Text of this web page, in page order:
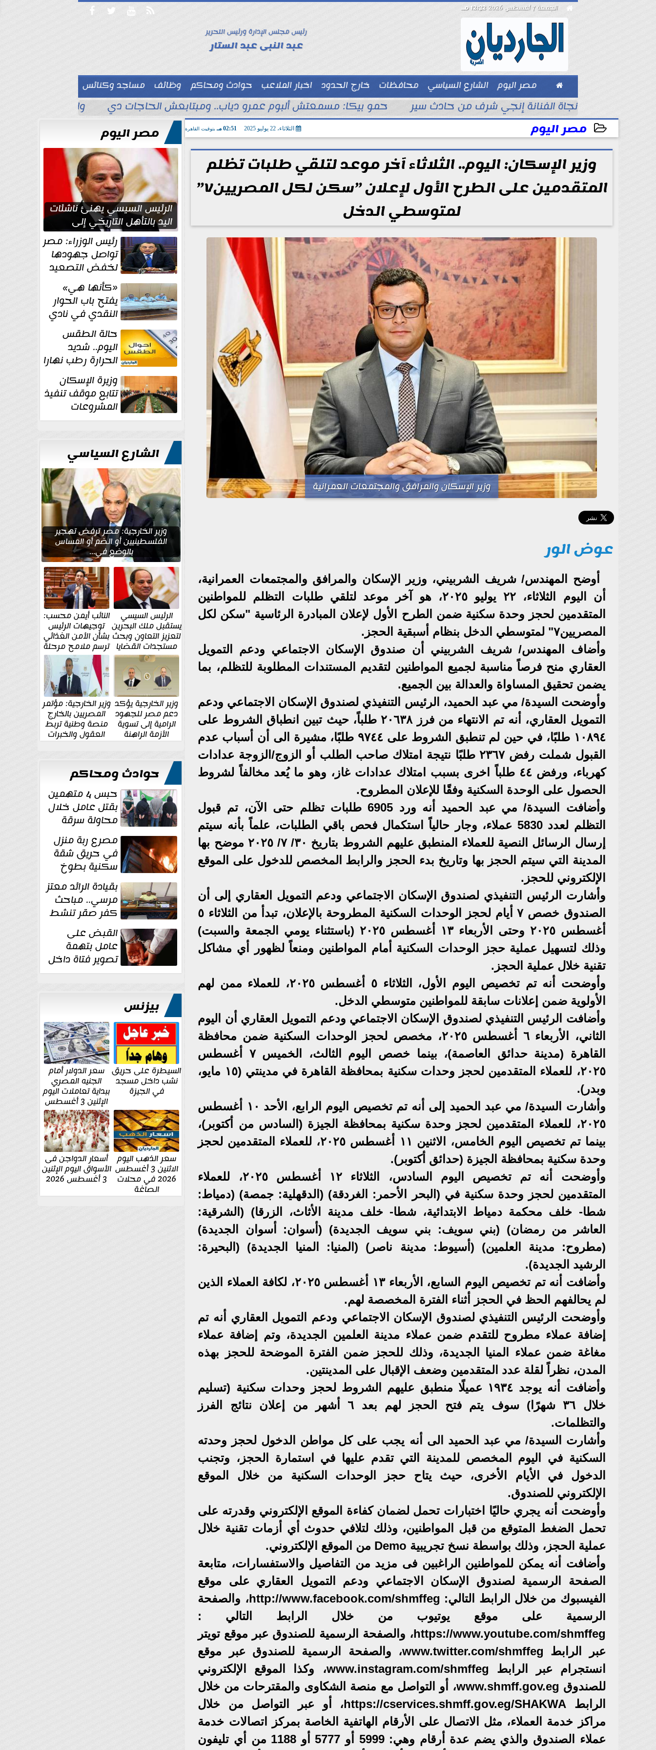
   
 الجمعة 7 أغسطس 2026 12:32 مـ
رئيس مجلس الإدارة ورئيس التحرير
عبد النبى عبد الستار
 مصر اليوم الشارع السياسي محافظات خارج الحدود اخبار الملاعب حوادث ومحاكم وظائف
مساجد وكنائس
بيزنس
توك شو  نجاة الفنانة إنجي شرف من حادث سير حمو بيكا: مسمعتش ألبوم عمرو دياب.. ومبتابعش الحاجات دي وائل السنهورى
مصر اليوم الثلاثاء، 22 يوليو 2025 02:51 مـ بتوقيت القاهرة
2025-07-22 14:51:11
وزير الإسكان: اليوم.. الثلاثاء آخر موعد لتلقي طلبات تظلم
المتقدمين على الطرح الأول لإعلان ”سكن لكل المصريين٧”
لمتوسطي الدخل
وزير الإسكان والمرافق والمجتمعات العمرانية
عوض الور
أوضح المهندس/ شريف الشربيني، وزير الإسكان والمرافق والمجتمعات العمرانية،
أن اليوم الثلاثاء، ٢٢ يوليو ٢٠٢٥، هو آخر موعد لتلقي طلبات التظلم للمواطنين
المتقدمين لحجز وحدة سكنية ضمن الطرح الأول لإعلان المبادرة الرئاسية "سكن لكل
المصريين٧" لمتوسطي الدخل بنظام أسبقية الحجز.
وأضاف المهندس/ شريف الشربيني أن صندوق الإسكان الاجتماعي ودعم التمويل
العقاري منح فرصاً مناسبة لجميع المواطنين لتقديم المستندات المطلوبة للتظلم، بما
يضمن تحقيق المساواة والعدالة بين الجميع.
وأوضحت السيدة/ مي عبد الحميد، الرئيس التنفيذي لصندوق الإسكان الاجتماعي ودعم
التمويل العقاري، أنه تم الانتهاء من فرز ٢٠٦٣٨ طلباً، حيث تبين انطباق الشروط على
١٠٨٩٤ طلبًا، في حين لم تنطبق الشروط على ٩٧٤٤ طلبًا، مشيرة الى أن أسباب عدم
القبول شملت رفض ٢٣٦٧ طلبًا نتيجة امتلاك صاحب الطلب أو الزوج/الزوجة عدادات
كهرباء، ورفض ٤٤ طلباً اخرى بسبب امتلاك عدادات غاز، وهو ما يُعد مخالفاً لشروط
الحصول على الوحدة السكنية وفقًا للإعلان المطروح.
وأضافت السيدة/ مي عبد الحميد أنه ورد 6905 طلبات تظلم حتى الآن، تم قبول
التظلم لعدد 5830 عملاء، وجار حالياً استكمال فحص باقي الطلبات، علماً بأنه سيتم
إرسال الرسائل النصية للعملاء المنطبق عليهم الشروط بتاريخ ٣٠/ ٧/ ٢٠٢٥ موضح بها
المدينة التي سيتم الحجز بها وتاريخ بدء الحجز والرابط المخصص للدخول على الموقع
الإلكتروني للحجز.
وأشارت الرئيس التنفيذي لصندوق الإسكان الاجتماعي ودعم التمويل العقاري إلى أن
الصندوق خصص ٧ أيام لحجز الوحدات السكنية المطروحة بالإعلان، تبدأ من الثلاثاء ٥
أغسطس ٢٠٢٥ وحتى الأربعاء ١٣ أغسطس ٢٠٢٥ (باستثناء يومي الجمعة والسبت)
وذلك لتسهيل عملية حجز الوحدات السكنية أمام المواطنين ومنعاً لظهور أي مشاكل
تقنية خلال عملية الحجز.
وأوضحت أنه تم تخصيص اليوم الأول، الثلاثاء ٥ أغسطس ٢٠٢٥، للعملاء ممن لهم
الأولوية ضمن إعلانات سابقة للمواطنين متوسطي الدخل.
وأضافت الرئيس التنفيذي لصندوق الإسكان الاجتماعي ودعم التمويل العقاري أن اليوم
الثاني، الأربعاء ٦ أغسطس ٢٠٢٥، مخصص لحجز الوحدات السكنية ضمن محافظة
القاهرة (مدينة حدائق العاصمة)، بينما خصص اليوم الثالث، الخميس ٧ أغسطس
٢٠٢٥، للعملاء المتقدمين لحجز وحدات سكنية بمحافظة القاهرة في مدينتي (١٥ مايو،
وبدر).
وأشارت السيدة/ مي عبد الحميد إلى أنه تم تخصيص اليوم الرابع، الأحد ١٠ أغسطس
٢٠٢٥، للعملاء المتقدمين لحجز وحدة سكنية بمحافظة الجيزة (السادس من أكتوبر)،
بينما تم تخصيص اليوم الخامس، الاثنين ١١ أغسطس ٢٠٢٥، للعملاء المتقدمين لحجز
وحدة سكنية بمحافظة الجيزة (حدائق أكتوبر).
وأوضحت أنه تم تخصيص اليوم السادس، الثلاثاء ١٢ أغسطس ٢٠٢٥، للعملاء
المتقدمين لحجز وحدة سكنية في (البحر الأحمر: الغردقة) (الدقهلية: جمصة) (دمياط:
شطا- خلف محكمة دمياط الابتدائية، شطا- خلف مدينة الأثاث، الزرقا) (الشرقية:
العاشر من رمضان) (بني سويف: بني سويف الجديدة) (أسوان: أسوان الجديدة)
(مطروح: مدينة العلمين) (أسيوط: مدينة ناصر) (المنيا: المنيا الجديدة) (البحيرة:
الرشيد الجديدة).
وأضافت أنه تم تخصيص اليوم السابع، الأربعاء ١٣ أغسطس ٢٠٢٥، لكافة العملاء الذين
لم يحالفهم الحظ في الحجز أثناء الفترة المخصصة لهم.
وأوضحت الرئيس التنفيذي لصندوق الإسكان الاجتماعي ودعم التمويل العقاري أنه تم
إضافة عملاء مطروح للتقدم ضمن عملاء مدينة العلمين الجديدة، وتم إضافة عملاء
مغاغة ضمن عملاء المنيا الجديدة، وذلك للحجز ضمن الفترة الموضحة للحجز بهذه
المدن، نظراً لقلة عدد المتقدمين وضعف الإقبال على المدينتين.
وأضافت أنه يوجد ١٩٣٤ عميلًا منطبق عليهم الشروط لحجز وحدات سكنية (تسليم
خلال ٣٦ شهرًا) سوف يتم فتح الحجز لهم بعد ٦ أشهر من إعلان نتائج الفرز
والتظلمات.
وأشارت السيدة/ مي عبد الحميد الى أنه يجب على كل مواطن الدخول لحجز وحدته
السكنية في اليوم المخصص للمدينة التي تقدم عليها في استمارة الحجز، وتجنب
الدخول في الأيام الأخرى، حيث يتاح حجز الوحدات السكنية من خلال الموقع
الإلكتروني للصندوق.
وأوضحت أنه يجري حاليًا اختبارات تحمل لضمان كفاءة الموقع الإلكتروني وقدرته على
تحمل الضغط المتوقع من قبل المواطنين، وذلك لتلافي حدوث أي أزمات تقنية خلال
عملية الحجز، وذلك بواسطة نسخ تجريبية Demo من الموقع الإلكتروني.
وأضافت أنه يمكن للمواطنين الراغبين فى مزيد من التفاصيل والاستفسارات، متابعة
الصفحة الرسمية لصندوق الإسكان الاجتماعي ودعم التمويل العقاري على موقع
الفيسبوك من خلال الرابط التالي: http://www.facebook.com/shmffeg، والصفحة
الرسمية على موقع يوتيوب من خلال الرابط التالي :
https://www.youtube.com/shmffeg، والصفحة الرسمية للصندوق عبر موقع تويتر
عبر الرابط www.twitter.com/shmffeg، والصفحة الرسمية للصندوق عبر موقع
انستجرام عبر الرابط www.instagram.com/shmffeg، وكذا الموقع الإلكتروني
للصندوق www.shmff.gov.eg، أو التواصل مع منصة الشكاوى والمقترحات من خلال
الرابط https://cservices.shmff.gov.eg/SHAKWA، أو عبر التواصل من خلال
مراكز خدمة العملاء، مثل الاتصال على الأرقام الهاتفية الخاصة بمركز اتصالات خدمة
عملاء الصندوق والذي يضم عدة أرقام وهي: 5999 أو 5777 أو 1188 من أي تليفون
مصر اليوم
الرئيس السيسي يهنئ ناشئات
اليد بالتأهل التاريخي إلى
نصف نهائي كأس العالم
رئيس الوزراء: مصر
تواصل جهودها
لخفض التصعيد
والحفاظ على
الاستقرار الإقليمي«كأنها هي»
يفتح باب الحوار
النقدي في نادي
أدب مصر الجديدة
حالة الطقس
اليوم.. شديد
الحرارة رطب نهارا
مائل للحرارة رطب
ليلا.. و... وزيرة الإسكان
تتابع موقف تنفيذ
المشروعات
والخطة
للتعميرالشارع السياسي
وزير الخارجية: مصر ترفض تهجير
الفلسطينيين أو الضم أو المساس
بالوضع في...
الرئيس السيسي
يستقبل ملك البحرين
لتعزيز التعاون وبحث
مستجدات القضايا
الإقليمية والدولية
النائب أيمن محسب:
توجيهات الرئيس
بشأن الأمن الغذائي
ترسم ملامح مرحلة
جديدة
وزير الخارجية يؤكد
دعم مصر للجهود
الرامية إلى تسوية
الأزمة الراهنة
وزير الخارجية: مؤتمر
المصريين بالخارج
منصة وطنية تربط
العقول والخبرات
المصرية بالدولة
حوادث ومحاكم
حبس 4 متهمين
بقتل عامل خلال
محاولة سرقة
دراجة نارية في
المنوفية مصرع ربة منزل
في حريق شقة
سكنية بطوخ
بقيادة الرائد معتز
مرسي.. مباحث
كفر صقر تنشط
بقوة وتوجه
ضربات أمنية... القبض على
عامل بتهمة
تصوير فتاة داخل
غرفة تغيير
بيزنس
السيطرة على حريق
نشب داخل مسجد
في الجيزة
سعر الدولار أمام
الجنيه المصري
ببداية تعاملات اليوم
الإثنين 3 أغسطس
سعر الذهب اليوم
الاثنين 3 أغسطس
2026 في محلات
الصاغة
أسعار الدواجن فى
الأسواق اليوم الإثنين
3 أغسطس 2026